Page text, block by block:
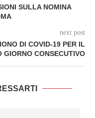
SULLA NOMINA
next post
DI COVID-19 PER IL
GIORNO CONSECUTIVO